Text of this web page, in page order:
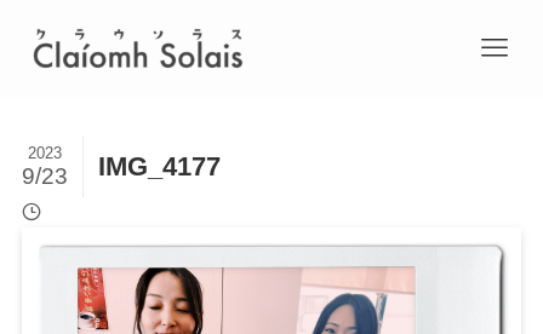
IMG_4177
2023
9/23